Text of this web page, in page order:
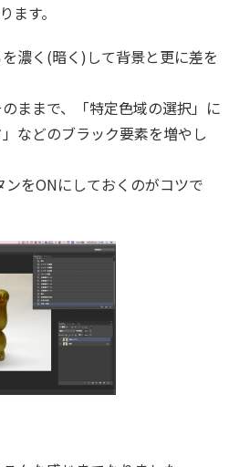
ます。
濃く(暗く)して背景と更に差を
ままで、「特定色域の選択」に
などのブラック要素を増やし
をONにしておくのがコツで